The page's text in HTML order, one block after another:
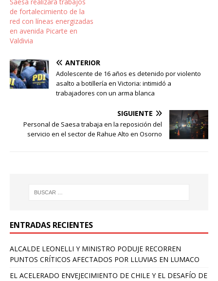
adversas. La empresa
mantiene operativos
permanentes en las…
Saesa realizará trabajos
de fortalecimiento de la
red con líneas energizadas
en avenida Picarte en
Valdivia
ANTERIOR
Adolescente de 16 años es detenido por violento
asalto a botillería en Victoria: intimidó a
trabajadores con un arma blanca
SIGUIENTE
Personal de Saesa trabaja en la reposición del
servicio en el sector de Rahue Alto en Osorno
ENTRADAS RECIENTES
ALCALDE LEONELLI Y MINISTRO PODUJE RECORREN
PUNTOS CRÍTICOS AFECTADOS POR LLUVIAS EN LUMACO
EL ACELERADO ENVEJECIMIENTO DE CHILE Y EL DESAFÍO DE